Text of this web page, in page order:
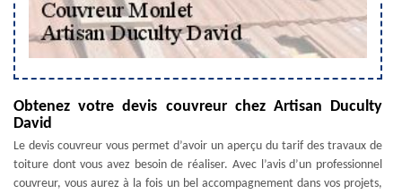
Obtenez votre devis couvreur chez Artisan Duculty
David
Le devis couvreur vous permet d’avoir un aperçu du tarif des travaux de
toiture dont vous avez besoin de réaliser. Avec l’avis d’un professionnel
couvreur, vous aurez à la fois un bel accompagnement dans vos projets,